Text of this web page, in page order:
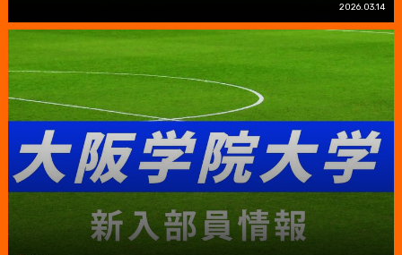
2026.03.14